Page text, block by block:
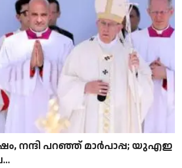
നന്ദി പറഞ്ഞ് മാർപാപ്പ; യുഎഇ